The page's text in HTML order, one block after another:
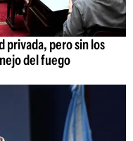
privada, pero sin los
del fuego